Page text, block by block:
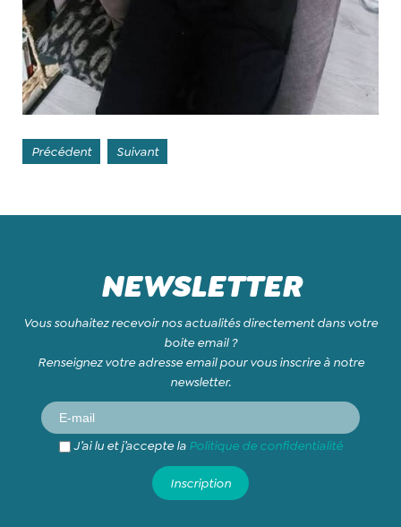
Précédent Suivant
NEWSLETTER
Vous souhaitez recevoir nos actualités directement dans votre
boite email ?
Renseignez votre adresse email pour vous inscrire à notre
newsletter.
J’ai lu et j’accepte la Politique de confidentialité